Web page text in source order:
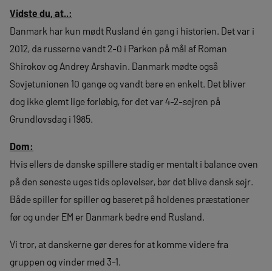
Vidste du, at..:
Danmark har kun mødt Rusland én gang i historien. Det var i
2012, da russerne vandt 2-0 i Parken på mål af Roman
Shirokov og Andrey Arshavin. Danmark mødte også
Sovjetunionen 10 gange og vandt bare en enkelt. Det bliver
dog ikke glemt lige forløbig, for det var 4-2-sejren på
Grundlovsdag i 1985.
Dom:
Hvis ellers de danske spillere stadig er mentalt i balance oven
på den seneste uges tids oplevelser, bør det blive dansk sejr.
Både spiller for spiller og baseret på holdenes præstationer
før og under EM er Danmark bedre end Rusland.
Vi tror, at danskerne gør deres for at komme videre fra
gruppen og vinder med 3-1.